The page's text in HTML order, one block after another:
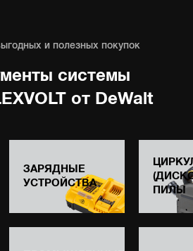
и полезных покупок
системы
от DeWalt
ЗАРЯДНЫЕ
УСТРОЙСТВА
ПИЛЫ